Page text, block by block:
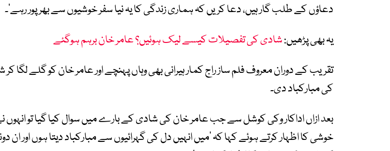
دعاؤں کے طلب گار ہیں، دعا کریں کہ ہماری زندگی کا یہ نیا سفر خوشیوں سے بھرپور رہے‘۔
یہ بھی پڑھیں:شادی کی تفصیلات کیسے لیک ہوئیں؟ عامر خان برہم ہوگئے
تقریب کے دوران معروف فلم ساز راج کمار ہیرانی بھی وہاں پہنچے اور عامر خان کو گلے لگا
کی مبارکباد دی۔
بعد ازاں اداکار وکی کوشل سے جب عامر خان کی شادی کے بارے میں سوال کیا گیا تو انہوں
خوشی کا اظہار کرتے ہوئے کہا کہ ’میں انہیں دل کی گہرائیوں سے مبارکباد دیتا ہوں اور ان